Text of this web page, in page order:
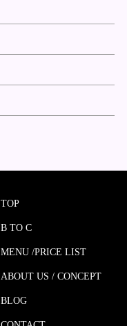
TOP
B TO C
MENU /PRICE LIST
ABOUT US / CONCEPT
BLOG